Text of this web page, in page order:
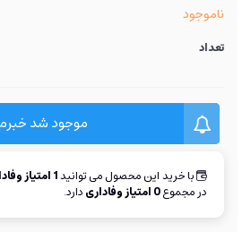
ناموجود
تعداد
موجود شد
با خرید این محصول می توانید1امتیاز
در مجموع0امتیاز وفاداریدارد.